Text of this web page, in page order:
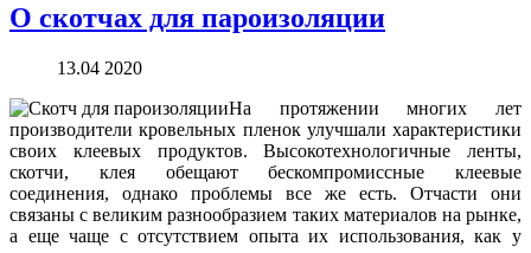
О скотчах для пароизоляции
13.04 2020
На протяжении многих лет
производители кровельных пленок улучшали характеристики
своих клеевых продуктов. Высокотехнологичные ленты,
скотчи, клея обещают бескомпромиссные клеевые
соединения, однако проблемы все же есть. Отчасти они
связаны с великим разнообразием таких материалов на рынке,
а еще чаще с отсутствием опыта их использования, как у